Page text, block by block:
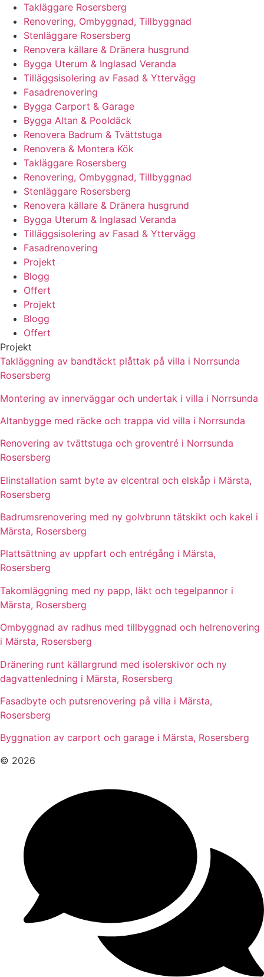
Takläggare Rosersberg
Renovering, Ombyggnad, Tillbyggnad
Stenläggare Rosersberg
Renovera källare & Dränera husgrund
Bygga Uterum & Inglasad Veranda
Tilläggsisolering av Fasad & Yttervägg
Fasadrenovering
Bygga Carport & Garage
Bygga Altan & Pooldäck
Renovera Badrum & Tvättstuga
Renovera & Montera Kök
Takläggare Rosersberg
Renovering, Ombyggnad, Tillbyggnad
Stenläggare Rosersberg
Renovera källare & Dränera husgrund
Bygga Uterum & Inglasad Veranda
Tilläggsisolering av Fasad & Yttervägg
Fasadrenovering
Projekt
Blogg
Offert
Projekt
Blogg
Offert
Projekt
Takläggning av bandtäckt plåttak på villa i Norrsunda
Rosersberg
Montering av innerväggar och undertak i villa i Norrsunda
Altanbygge med räcke och trappa vid villa i Norrsunda
Renovering av tvättstuga och groventré i Norrsunda
Rosersberg
Elinstallation samt byte av elcentral och elskåp i Märsta,
Rosersberg
Badrumsrenovering med ny golvbrunn tätskikt och kakel i
Märsta, Rosersberg
Plattsättning av uppfart och entrégång i Märsta,
Rosersberg
Takomläggning med ny papp, läkt och tegelpannor i
Märsta, Rosersberg
Ombyggnad av radhus med tillbyggnad och helrenovering
i Märsta, Rosersberg
Dränering runt källargrund med isolerskivor och ny
dagvattenledning i Märsta, Rosersberg
Fasadbyte och putsrenovering på villa i Märsta,
Rosersberg
Byggnation av carport och garage i Märsta, Rosersberg
© 2026